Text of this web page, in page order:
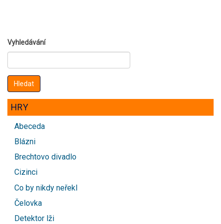
Vyhledávání
HRY
Abeceda
Blázni
Brechtovo divadlo
Cizinci
Co by nikdy neřekl
Čelovka
Detektor lži